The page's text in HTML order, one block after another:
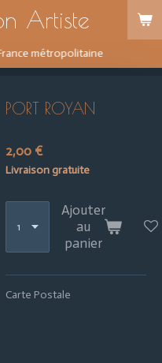
Artiste
métropolitaine
PORT ROYAN
2,00 €
Livraison gratuite
Ajouter
au
panier
Carte Postale